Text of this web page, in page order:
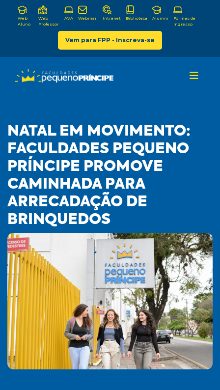
Web
Aluno
Web
Professor
AVA Webmail Intranet Biblioteca Alumni
Formas de
Ingresso
Vem para FPP - Inscreva-se
NATAL EM MOVIMENTO:
FACULDADES PEQUENO
PRÍNCIPE PROMOVE
CAMINHADA PARA
ARRECADAÇÃO DE
BRINQUEDOS